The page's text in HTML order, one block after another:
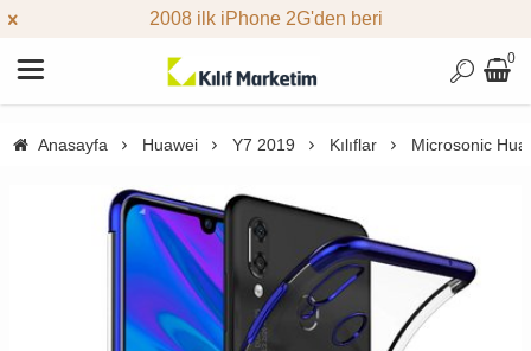
2008 ilk iPhone 2G'den beri
0
Anasayfa Huawei Y7 2019 Kılıflar Microsonic